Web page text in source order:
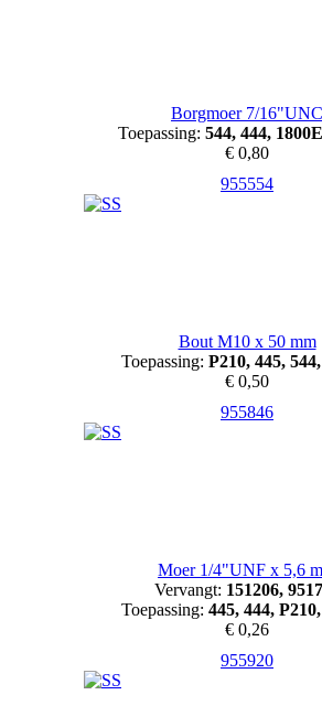
Borgmoer 7/16"UNC
Toepassing: 544, 444,
€ 0,80
955554
Bout M10 x 50 mm
Toepassing: P210, 445,
€ 0,50
955846
Moer 1/4"UNF x 5,6
Vervangt: 151206,
Toepassing: 445, 444,
€ 0,26
955920